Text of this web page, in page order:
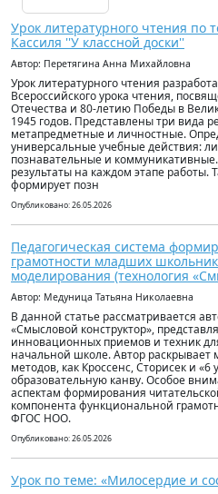
Урок литературного чтения по
Кассиля ''У классной доски''
Автор: Перетягина Анна Михайловна
Урок литературного чтения
Всероссийского урока чтения,
Отечества и 80-летию Победы в
1945 годов. Представлены три вида
метапредметные и личностные.
универсальные учебные действия:
познавательные и
результаты на каждом этапе
формирует позн
Опубликовано: 26.05.2026
Педагогическая система
грамотности младших
моделирования (технология
Автор: Медуница Татьяна Николаевна
В данной статье рассматривается
«Смысловой конструктор»,
инновационных приемов и техник
начальной школе. Автор
методов, как Кроссенс, Сторисек и «6
образовательную канву. Особое
аспектам формирования
компонента функциональной
ФГОС НОО.
Опубликовано: 26.05.2026
Урок по теме: «Милосердие и